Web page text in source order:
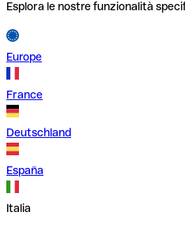
Esplora le nostre funzionalità
Europe
France
Deutschland
España
Italia